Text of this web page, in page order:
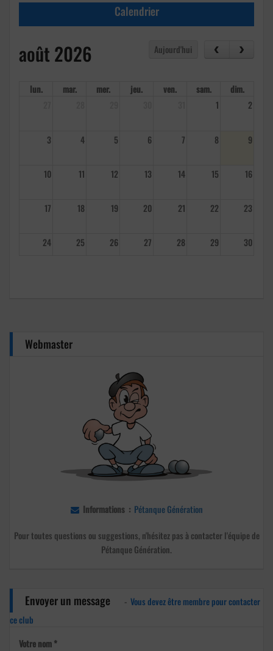
Calendrier
août 2026 Aujourd'hui
lun. mar. mer. jeu. ven. sam.
dim.
1 2
3 4 5 6 7 8 9
10 11 12 13 14 15 16
17 18 19 20 21 22 23
24 25 26 27 28 29 30
Webmaster
Informations : Pétanque Génération
Pour toutes questions ou suggestions, n'hésitez pas à contacter l'équipe de
Pétanque Génération.
Envoyer un message - Vous devez être membre pour contacter
ce club
Votre nom *